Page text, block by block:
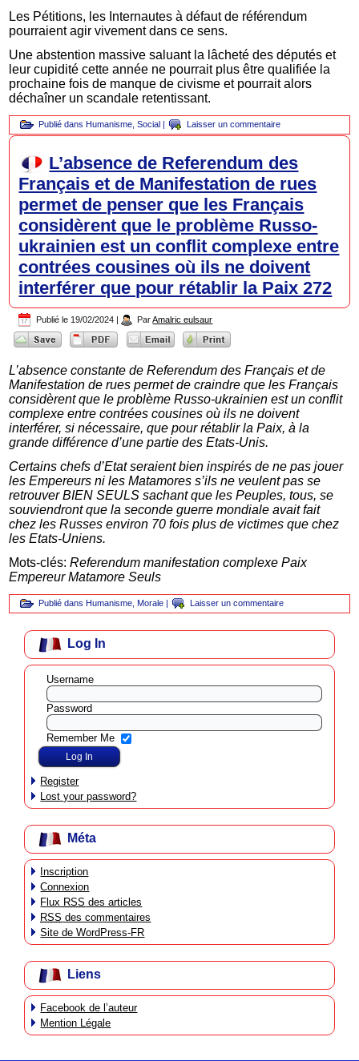
Les Pétitions, les Internautes à défaut de référendum
pourraient agir vivement dans ce sens.
Une abstention massive saluant la lâcheté des députés et
leur cupidité cette année ne pourrait plus être qualifiée la
prochaine fois de manque de civisme et pourrait alors
déchaîner un scandale retentissant.
Publié dans Humanisme ,Social | Laisser un commentaire
L’absence de Referendum des
Français et de Manifestation de rues
permet de penser que les Français
considèrent que le problème Russo-
ukrainien est un conflit complexe entre
contrées cousines où ils ne doivent
interférer que pour rétablir la Paix 272
Publié le 19/02/2024 | Par Amalric eulsaur
L’absence constante de Referendum des Français et de
Manifestation de rues permet de craindre que les Français
considèrent que le problème Russo-ukrainien est un conflit
complexe entre contrées cousines où ils ne doivent
interférer, si nécessaire, que pour rétablir la Paix, à la
grande différence d’une partie des Etats-Unis.
Certains chefs d’Etat seraient bien inspirés de ne pas jouer
les Empereurs ni les Matamores s’ils ne veulent pas se
retrouver BIEN SEULS sachant que les Peuples, tous, se
souviendront que la seconde guerre mondiale avait fait
chez les Russes environ 70 fois plus de victimes que chez
les Etats-Uniens.
Mots-clés:Referendum manifestation complexe Paix
Empereur Matamore Seuls
Publié dans Humanisme Morale Laisser un commentaire
Log In
Username
Password
Remember Me
Register
Lost your password?
Méta
Inscription
Connexion
Flux RSS des articles
RSS des commentaires
Site de WordPress-FR
Liens
Facebook de l’auteur
Mention Légale